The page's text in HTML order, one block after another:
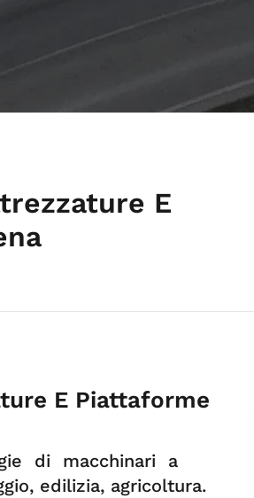
E
E Piattaforme
di macchinari a
edilizia, agricoltura.